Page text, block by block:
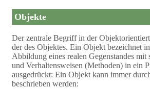
Objekte
Der zentrale Begriff in der
der des Objektes. Ein Objekt bezeichnet
Abbildung eines realen Gegenstandes mit
und Verhaltensweisen (Methoden) in ein
ausgedrückt: Ein Objekt kann immer
beschrieben werden: